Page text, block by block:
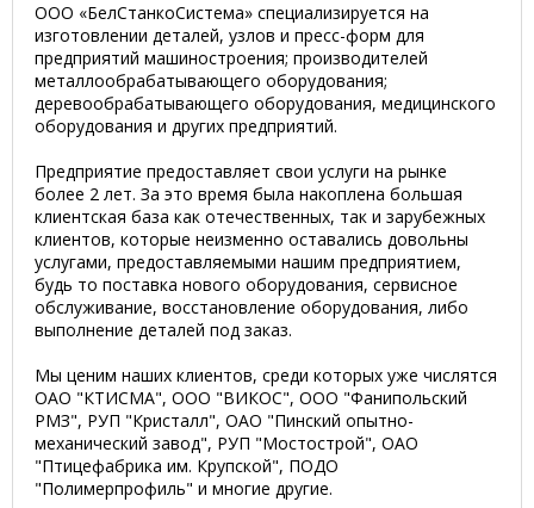
ООО «БелСтанкоСистема» специализируется на
изготовлении деталей, узлов и пресс-форм для
предприятий машиностроения; производителей
металлообрабатывающего оборудования;
деревообрабатывающего оборудования, медицинского
оборудования и других предприятий.
Предприятие предоставляет свои услуги на рынке
более 2 лет. За это время была накоплена большая
клиентская база как отечественных, так и зарубежных
клиентов, которые неизменно оставались довольны
услугами, предоставляемыми нашим предприятием,
будь то поставка нового оборудования, сервисное
обслуживание, восстановление оборудования, либо
выполнение деталей под заказ.
Мы ценим наших клиентов, среди которых уже числятся
ОАО "КТИСМА", ООО "ВИКОС", ООО "Фанипольский
РМЗ", РУП "Кристалл", ОАО "Пинский опытно-
механический завод", РУП "Мостострой", ОАО
"Птицефабрика им. Крупской", ПОДО
"Полимерпрофиль" и многие другие.